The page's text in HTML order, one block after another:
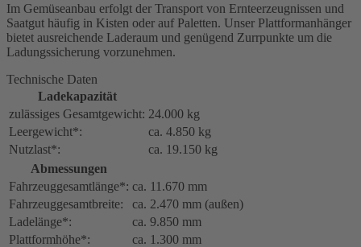
Im Gemüseanbau erfolgt der Transport von Ernteerzeugnissen und
Saatgut häufig in Kisten oder auf Paletten. Unser Plattformanhänger
bietet ausreichende Laderaum und genügend Zurrpunkte um die
Ladungssicherung vorzunehmen.
Technische Daten
Ladekapazität
zulässiges Gesamtgewicht: 24.000 kg
Leergewicht*:
ca. 4.850 kg
Nutzlast*:
ca. 19.150 kg
Abmessungen
Fahrzeuggesamtlänge*: ca. 11.670 mm
Fahrzeuggesamtbreite:
ca. 2.470 mm (außen)
Ladelänge*:
ca. 9.850 mm
Plattformhöhe*:
ca. 1.300 mm